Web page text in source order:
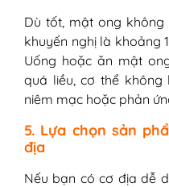
Dù tốt, mật ong không
khuyến nghị là khoảng
Uống hoặc ăn mật
quá liều, cơ thể không
niêm mạc hoặc phản
5. Lựa chọn sản
địa
Nếu bạn có cơ địa dễ